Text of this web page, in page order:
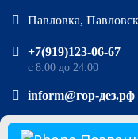
Павловка,
‪+7(919)123-06-67‬‬
с 8.00 до 24.00
inform@гор-дез.рф